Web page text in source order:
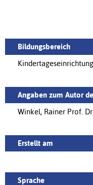
Bildungsbereich
Angaben zum Autor
Winkel, Rainer Prof. Dr.
Erstellt am
Sprache